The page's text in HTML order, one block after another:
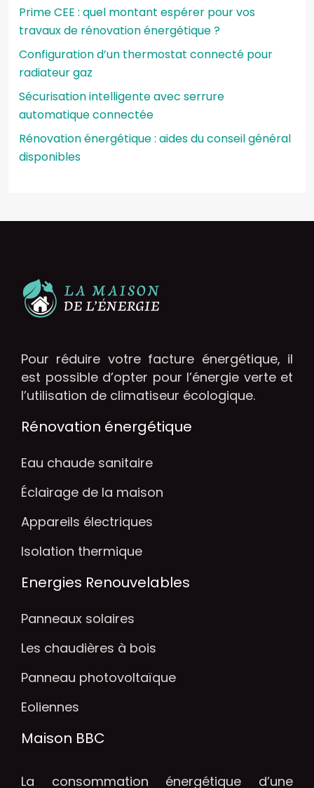
Prime CEE : quel montant espérer pour vos
travaux de rénovation énergétique ?
Configuration d’un thermostat connecté pour
radiateur gaz
Sécurisation intelligente avec serrure
automatique connectée
Rénovation énergétique : aides du conseil général
disponibles
Pour réduire votre facture énergétique, il
est possible d’opter pour l’énergie verte et
l’utilisation de climatiseur écologique.
Rénovation énergétique
Eau chaude sanitaire
Éclairage de la maison
Appareils électriques
Isolation thermique
Energies Renouvelables
Panneaux solaires
Les chaudières à bois
Panneau photovoltaïque
Eoliennes
Maison BBC
La consommation énergétique d’une